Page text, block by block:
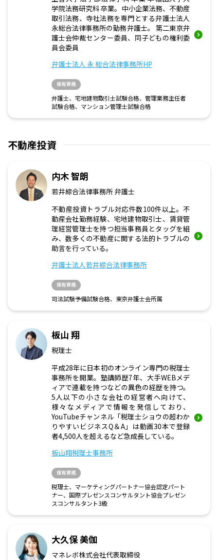
学院法務研究科 卒業。中小企業法務、不動産
取引法務、寺社法務を専門とする弁護士法人
永総合法律事務所の勤務弁護士。 第二東京弁
護士会仲裁センター委員、同子どもの権利委
員会委員
弁護士法人 永 総合法律事務所HP
保有資格
弁護士、宅地建物取引士試験合格、管理業務主任者
試験合格、マンション管理士試験合格
不動産投資
内木 智朗
若井綜合法律事務所 弁護士
不動産投資トラブル対応件数100件以上。不
動産会社勤務経験、宅地建物取引士、賃貸管
理経営管理士を持つ担当事務員とタッグを組
み、数多くの不動産に関する法的トラブルの
助言を行っている。
弁護士法人若井綜合法律事務所
保有資格
司法試験予備試験合格、東京弁護士会所属
板山 翔
税理士
平成28年に日本初のオンライン専門の税理士
事務所を開業。塾講師歴7年、大手WEBメデ
ィアで連載を持つなどの異色の経歴を持つ。
5人以下の小さな会社の経営者へ向けて、
様々なメディアで情報を発信しており、
YouTubeチャンネル「税理士ショウの超わか
りやすいビジネスQ＆A」は動画30本で登録
者4,500人を超えるなど急成長している。
板山翔税理士事務所
保有資格
税理士、マーケティングパートナー協会認定パート
ナー、国際プレゼンスコンサルタント協会プレゼン
スコンサルタント3級
大久保 美伽
マネレボ株式会社代表取締役